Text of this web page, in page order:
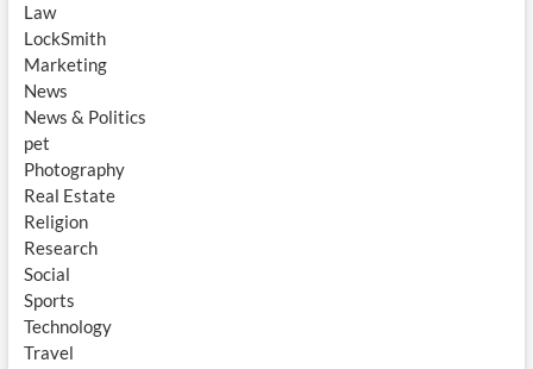
Law
LockSmith
Marketing
News
News & Politics
pet
Photography
Real Estate
Religion
Research
Social
Sports
Technology
Travel